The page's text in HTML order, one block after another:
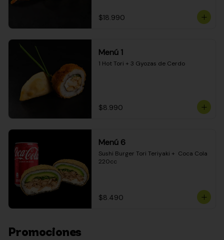
$18.990
Menú 1
1 Hot Tori + 3 Gyozas de Cerdo
$8.990
Menú 6
Sushi Burger Tori Teriyaki +  Coca Cola
220cc
$8.490
Promociones